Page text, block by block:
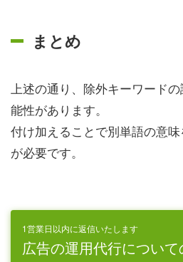
まとめ
上述の通り、除外キーワード
能性があります。
付け加えることで別単語の意
が必要です。
1営業日以内に返信いたします
広告の運用代行につい